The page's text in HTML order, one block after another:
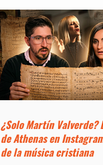
"Gloria", lanzado bajo el
Music, es una poderosa
góspel, adoración
(worship) y pop que ya
atención en
Detrás de este gran
una historia de fe
y un propósito claro que
¿Solo Martín Valverde?
de Athenas en
de la música cristiana